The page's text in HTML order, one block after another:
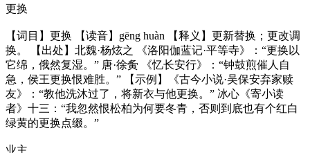
更换
【词目】更换 【读音】gēng huàn 【释义】更新替换；更改调
换。 【出处】北魏·杨炫之 《洛阳伽蓝记·平等寺》：“更换以
它绵，俄然复湿。” 唐·徐夤 《忆长安行》：“钟鼓煎催人自
急，侯王更换恨难胜。” 【示例】《古今小说·吴保安弃家赎
友》：“教他洗沐过了，将新衣与他更换。” 冰心《寄小读
者》十三：“我忽然恨松柏为何要冬青，否则到底也有个红白
绿黄的更换点缀。”
业主